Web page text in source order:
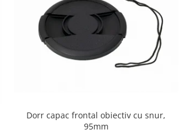
Dorr capac frontal obiectiv cu snur,
95mm